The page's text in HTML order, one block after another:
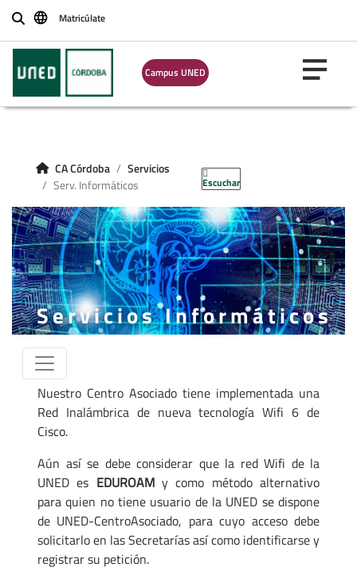
BuscarMatricúlate
Campus UNED
CA Córdoba
Servicios
Serv. Informáticos
Escuchar
Servicios Informáticos
Nuestro Centro Asociado tiene implementada una
Red Inalámbrica de nueva tecnología Wifi 6 de
Cisco.
Aún así se debe considerar que la red Wifi de la
UNED es EDUROAMy como método alternativo
para quien no tiene usuario de la UNED se dispone
de UNED-CentroAsociado, para cuyo acceso debe
solicitarlo en las Secretarías así como identificarse y
registrar su petición.